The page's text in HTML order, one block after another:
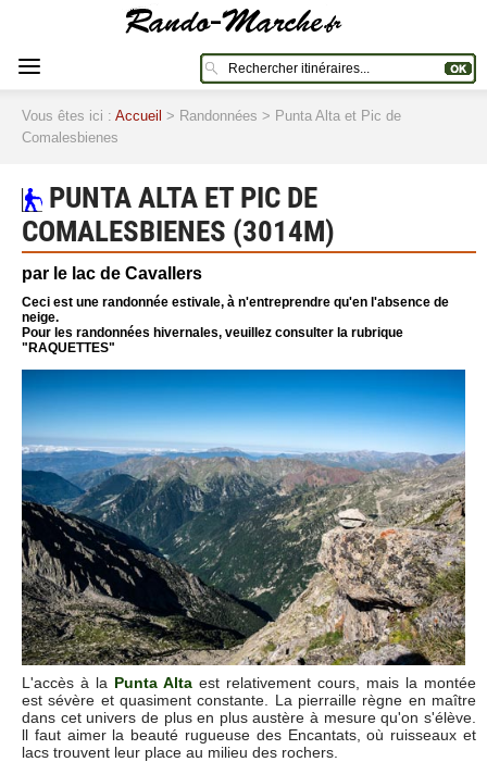
Vous êtes ici : Accueil > Randonnées > Punta Alta et Pic de
Comalesbienes
PUNTA ALTA ET PIC DE
COMALESBIENES (3014M)
par le lac de Cavallers
Ceci est une randonnée estivale, à n'entreprendre qu'en l'absence de
neige.
Pour les randonnées hivernales, veuillez consulter la rubrique
"RAQUETTES"
L'accès à la Punta Alta est relativement cours, mais la montée
est sévère et quasiment constante. La pierraille règne en maître
dans cet univers de plus en plus austère à mesure qu'on s'élève.
ll faut aimer la beauté rugueuse des Encantats, où ruisseaux et
lacs trouvent leur place au milieu des rochers.